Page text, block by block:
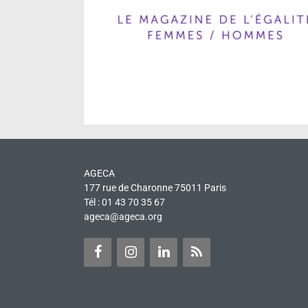
AGECA
177 rue de Charonne 75011 Paris
Tél : 01 43 70 35 67
ageca@ageca.org